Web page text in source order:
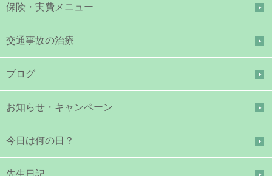
保険・実費メニュー
交通事故の治療
ブログ
お知らせ・キャンペーン
今日は何の日？